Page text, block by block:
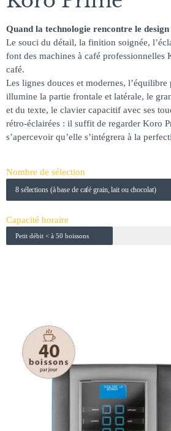
Quand la technologie rencontre le design
Le souci du détail, la finition soignée,
font des machines à café professionnelles
café.
Les lignes douces et modernes,
illumine la partie frontale et latérale, le
et du texte, le clavier capacitif avec ses
rétro-éclairées : il suffit de regarder Koro
s’apercevoir qu’elle s’intégrera à la
Nombre de sélection
8 sélections (à base de café grain, lait ou chocolat)
Capacité horaire
Petit débit < à 50 boissons